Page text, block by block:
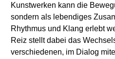
Kunstwerken kann die
sondern als lebendiges
Rhythmus und Klang erlebt
Reiz stellt dabei das
verschiedenen, im Dialog